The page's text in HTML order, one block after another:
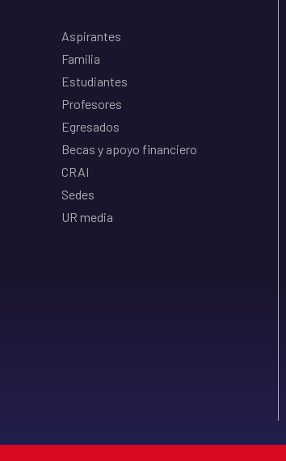
Aspirantes
Familia
Estudiantes
Profesores
Egresados
Becas y apoyo financiero
CRAI
Sedes
UR media